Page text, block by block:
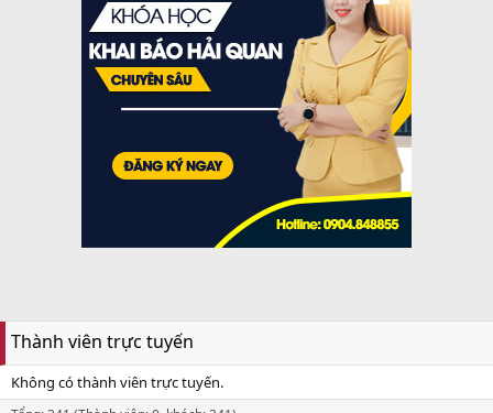
Thành viên trực tuyến
Không có thành viên trực tuyến.